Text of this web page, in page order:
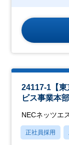
24117-1【
ビス事業本
NECネッツエ
正社員採用